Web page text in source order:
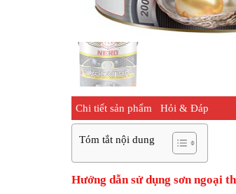
Chi tiết sản phẩm Hỏi & Đáp
Tóm tắt nội dung
Hướng dẫn sử dụng sơn ngoại